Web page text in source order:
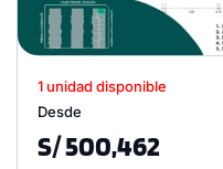
1 unidad disponible
Desde
S/ 500,462